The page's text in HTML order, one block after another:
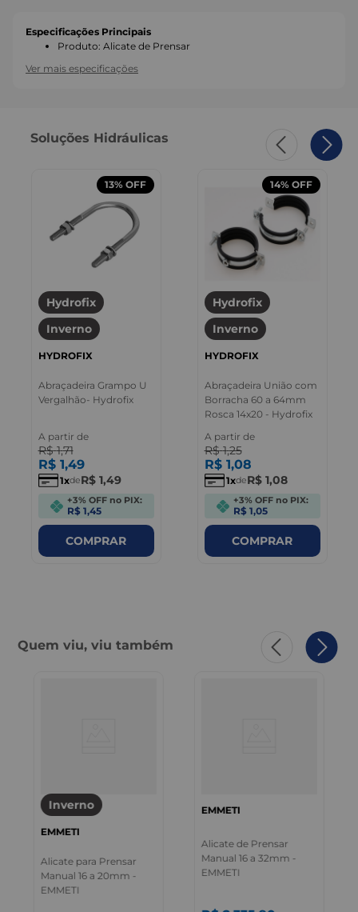
Especificações Principais
Produto: Alicate de Prensar
Ver mais especificações
Soluções Hidráulicas
13% OFF
Hydrofix
Inverno
HYDROFIX
Abraçadeira Grampo U
Vergalhão- Hydrofix
A partir de
R$ 1,71
R$ 1,49
1 deR$ 1,49
+3% OFF no PIX:
R$ 1,45
COMPRAR
14% OFF
Hydrofix
Inverno
HYDROFIX
Abraçadeira União com
Borracha 60 a 64mm
Rosca 14x20 - Hydrofix
A partir de
R$ 1,25
R$ 1,08
1 deR$ 1,08
+3% OFF no PIX:
R$ 1,05
COMPRAR
Quem viu, viu também
Inverno
EMMETI
Alicate para Prensar
Manual 16 a 20mm -
EMMETI
EMMETI
Alicate de Prensar
Manual 16 a 32mm -
EMMETI